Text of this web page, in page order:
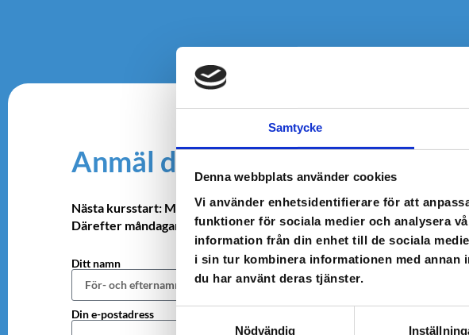
Samtycke
Denna webbplats använder cookies
Vi använder enhetsidentifierare för att
funktioner för sociala medier och analysera
information från din enhet till de sociala
i sin tur kombinera informationen med
du har använt deras tjänster.
Nödvändig
Anmäl dig
Nästa kursstart: Måndag 27 mars kl 18:00-19:00.
Därefter måndagar under 7 veckor.
Ditt namn
Din e-postadress